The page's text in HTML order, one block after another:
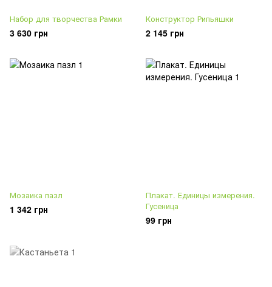
Набор для творчества Рамки
3 630 грн
Конструктор Рипьяшки
2 145 грн
Мозаика пазл
1 342 грн
Плакат. Единицы измерения.
Гусеница
99 грн